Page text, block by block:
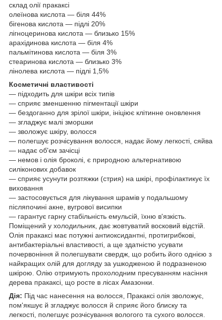
склад олії пракаксі
олеїнова кислота — біля 44%
бігенова кислота — підлі 20%
лігноцеринова кислота — близько 15%
арахідинова кислота — біля 4%
пальмітинова кислота — біля 3%
стеаринова кислота — близько 3%
лінолева кислота — підлі 1,5%
Косметичні властивості
— підходить для шкіри всіх типів
— сприяє зменшенню пігментації шкіри
— бездоганно для зрілої шкіри, ініціює клітинне оновлення
— згладжує малі зморшки
— зволожує шкіру, волосся
— полегшує розчісування волосся, надає йому легкості, сяйва
— надає об'єм зачісці
— немов і олія броколі, є природною альтернативою
силіконових добавок
— сприяє усунути розтяжки (стрия) на шкірі, профілактикує їх
виховання
— застосовується для лікування шрамів у подальшому
післяпочині акне, вугрової висипки
— гарантує гарну стабільність емульсій, їхню в'язкість.
Поміщений у холодильник, дає жовтуватий восковий відстій.
Олія пракаксі має потужні антиоксидантні, протигрибкові,
антибактеріальні властивості, а ще здатністю усувати
почервоніння й полегшувати свердж, що робить його однією з
найкращих олій для догляду за ушкодженою й подразненою
шкірою. Олію отримують прохолодним пресуванням насіння
дерева пракаксі, що росте в лісах Амазонки.
Дія: Під час нанесення на волосся, Пракаксі олія зволожує,
пом'якшує й згладжує волосся й сприяє його блиску та
легкості, полегшує розчісування вологого та сухого волосся.